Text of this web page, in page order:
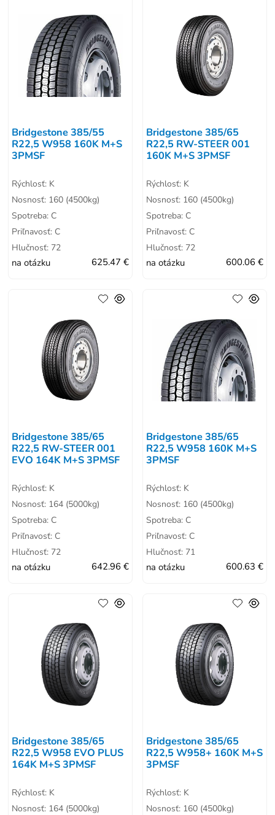
Bridgestone 385/55
R22,5 W958 160K M+S
3PMSF
Rýchlosť: K
Nosnosť: 160 (4500kg)
Spotreba: C
Priľnavosť: C
Hlučnosť: 72
na otázku 625.47 €
Bridgestone 385/65
R22,5 RW-STEER 001
160K M+S 3PMSF
Rýchlosť: K
Nosnosť: 160 (4500kg)
Spotreba: C
Priľnavosť: C
Hlučnosť: 72
na otázku 600.06 €
Bridgestone 385/65
R22,5 RW-STEER 001
EVO 164K M+S 3PMSF
Rýchlosť: K
Nosnosť: 164 (5000kg)
Spotreba: C
Priľnavosť: C
Hlučnosť: 72
na otázku 642.96 €
Bridgestone 385/65
R22,5 W958 160K M+S
3PMSF
Rýchlosť: K
Nosnosť: 160 (4500kg)
Spotreba: C
Priľnavosť: C
Hlučnosť: 71
na otázku 600.63 €
Bridgestone 385/65
R22,5 W958 EVO PLUS
164K M+S 3PMSF
Rýchlosť: K
Nosnosť: 164 (5000kg)
Bridgestone 385/65
R22,5 W958+ 160K M+S
3PMSF
Rýchlosť: K
Nosnosť: 160 (4500kg)